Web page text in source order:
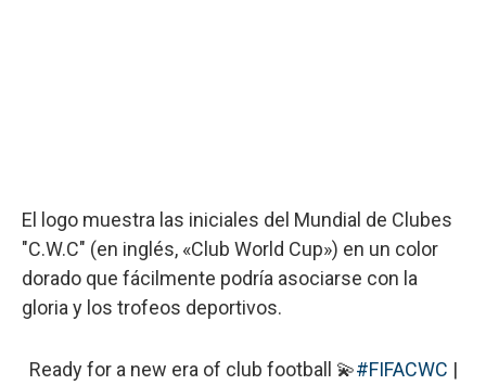
El logo muestra las iniciales del Mundial de Clubes
"C.W.C" (en inglés, «Club World Cup») en un color
dorado que fácilmente podría asociarse con la
gloria y los trofeos deportivos.
Ready for a new era of club football 💫#FIFACWC |